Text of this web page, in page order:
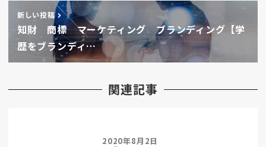
新しい投稿
知財 商標 マーケティング ブランディング【学
歴をブランディ…
関連記事
2020年8月2日